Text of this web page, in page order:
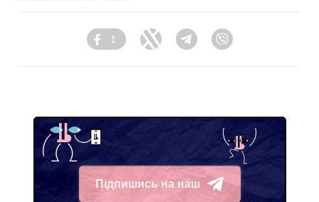
Facebook
1
Twitter TelegramViber
Підпишись на наш
Telegram